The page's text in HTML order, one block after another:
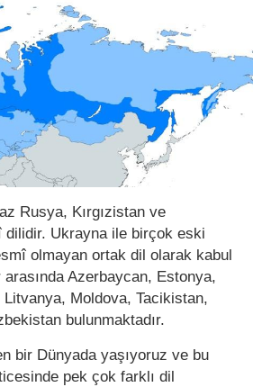
Rusya, Kırgızistan ve
dilidir. Ukrayna ile birçok eski
olmayan ortak dil olarak kabul
Azerbaycan, Estonya,
Moldova, Tacikistan,
bulunmaktadır.
bir Dünyada yaşıyoruz ve bu
pek çok farklı dil